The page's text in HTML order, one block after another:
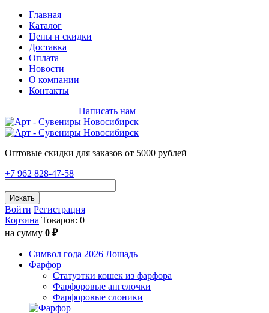
Главная
Каталог
Цены и скидки
Доставка
Оплата
Новости
О компании
Контакты
Написать нам
Оптовые скидки для заказов от 5000 рублей
+7 962 828-47-58
Искать
Войти Регистрация
Корзина Товаров: 0
на сумму 0 ₽
Символ года 2026 Лошадь
Фарфор
Статуэтки кошек из фарфора
Фарфоровые ангелочки
Фарфоровые слоники